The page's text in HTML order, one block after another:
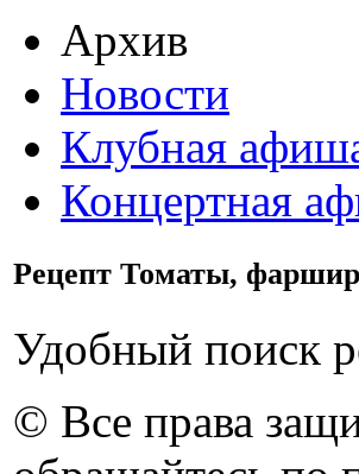
Архив
Новости
Клубная
Концертная
Рецепт Томаты,
Удобный поиск
© Все права